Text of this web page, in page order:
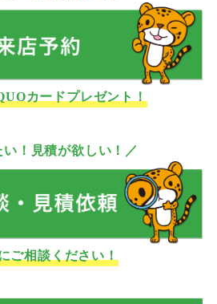
カードプレゼント！
い！見積が欲しい！／
ご相談ください！